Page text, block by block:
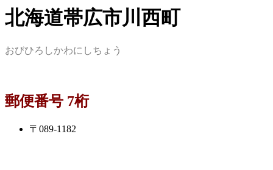
北海道帯広市川西町
おびひろしかわにしちょう
郵便番号 7桁
〒089-1182